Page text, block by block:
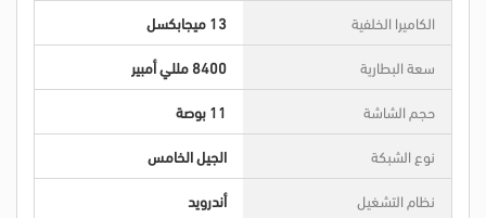
الكاميرا الخلفية
13 ميجابكسل
سعة البطارية
8400 مللي أمبير
حجم الشاشة
11 بوصة
نوع الشبكة
الجيل الخامس
نظام التشغيل
أندرويد